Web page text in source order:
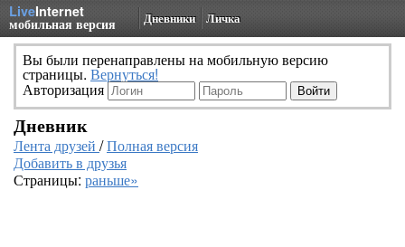
LiveInternet
мобильная версия Дневники Личка
Вы были перенаправлены на мобильную версию
страницы. Вернуться!
Авторизация
Дневник
Лента друзей /Полная версия
Добавить в друзья
Страницы: раньше»